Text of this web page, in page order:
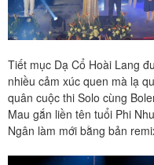
Tiết mục Dạ Cổ Hoài Lang
nhiều cảm xúc quen mà lạ
quân cuộc thi Solo cùng
Mau gắn liền tên tuổi Phi
Ngân làm mới bằng bản